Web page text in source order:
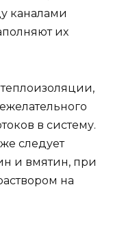
каналами
их
в систему.
следует
и вмятин, при
на